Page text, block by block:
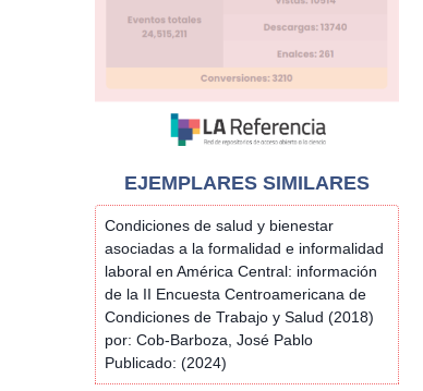
EJEMPLARES SIMILARES
Condiciones de salud y bienestar
asociadas a la formalidad e informalidad
laboral en América Central: información
de la II Encuesta Centroamericana de
Condiciones de Trabajo y Salud (2018)
por: Cob-Barboza, José Pablo
Publicado: (2024)